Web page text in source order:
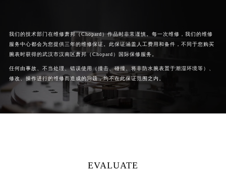
我们的技术部门在维修萧邦（Chopard）作品时非常谨慎。每一次维修，我们的维修
服务中心都会为您提供三年的维修保证。此保证涵盖人工费用和备件，不同于您购买
腕表时获得的武汉市汉南区萧邦（Chopard）国际保修服务。
任何由事故、不当处理、错误使用（撞击、碰撞、将非防水腕表置于潮湿环境等）、
修改、操作进行的维修而造成的问题，均不在此保证范围之内。
EVALUATE